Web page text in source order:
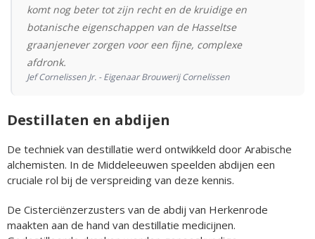
komt nog beter tot zijn recht en de kruidige en
botanische eigenschappen van de Hasseltse
graanjenever zorgen voor een fijne, complexe
afdronk.
Jef Cornelissen Jr. - Eigenaar Brouwerij Cornelissen
Destillaten en abdijen
De techniek van destillatie werd ontwikkeld door Arabische
alchemisten. In de Middeleeuwen speelden abdijen een
cruciale rol bij de verspreiding van deze kennis.
De Cisterciënzerzusters van de abdij van Herkenrode
maakten aan de hand van destillatie medicijnen.